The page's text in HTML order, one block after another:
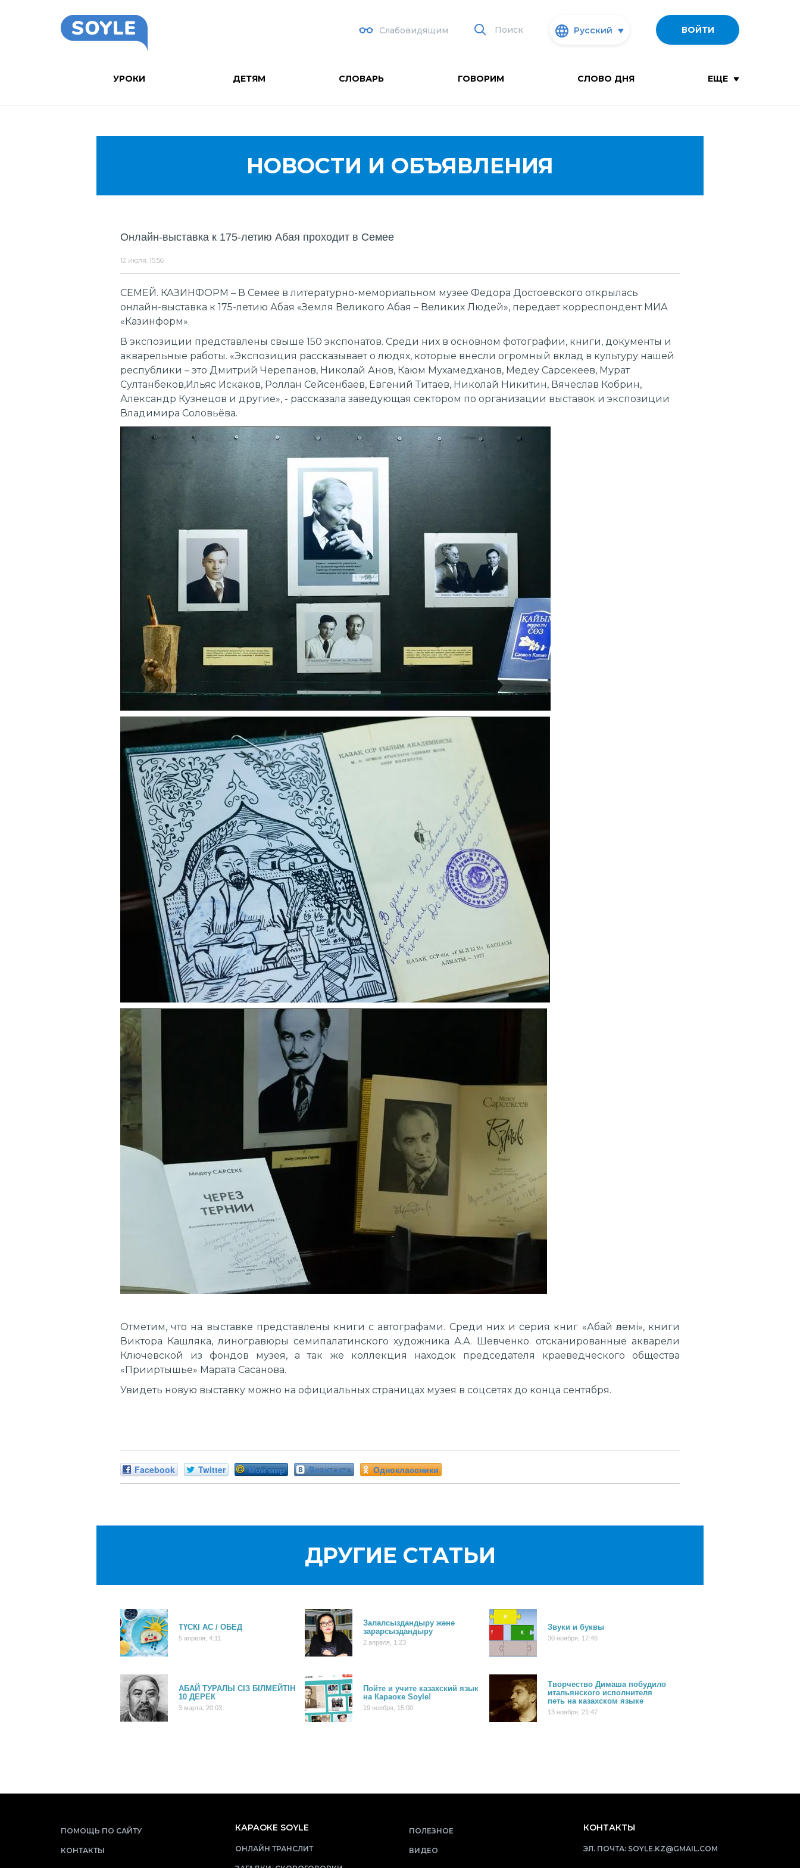
Слабовидящим Поиск Русский ВОЙТИ
УРОКИ ДЕТЯМ СЛОВАРЬ ГОВОРИМ СЛОВО ДНЯ ЕЩЕ
НОВОСТИ И ОБЪЯВЛЕНИЯ
Онлайн-выставка к 175-летию Абая проходит в Семее
12 июля, 15:56
СЕМЕЙ. КАЗИНФОРМ – В Семее в литературно-мемориальном музее Федора Достоевского открылась
онлайн-выставка к 175-летию Абая «Земля Великого Абая – Великих Людей», передает корреспондент МИА
«Казинформ».
В экспозиции представлены свыше 150 экспонатов. Среди них в основном фотографии, книги, документы и
акварельные работы. «Экспозиция рассказывает о людях, которые внесли огромный вклад в культуру нашей
республики – это Дмитрий Черепанов, Николай Анов, Каюм Мухамедханов, Медеу Сарсекеев, Мурат
Султанбеков,Ильяс Искаков, Роллан Сейсенбаев, Евгений Титаев, Николай Никитин, Вячеслав Кобрин,
Александр Кузнецов и другие», - рассказала заведующая сектором по организации выставок и экспозиции
Владимира Соловьёва.
Отметим, что на выставке представлены книги с автографами. Среди них и серия книг «Абай әлемі», книги
Виктора Кашляка, линогравюры семипалатинского художника А.А. Шевченко. отсканированные акварели
Ключевской из фондов музея, а так же коллекция находок председателя краеведческого общества
«Прииртышье» Марата Сасанова.
Увидеть новую выставку можно на официальных страницах музея в соцсетях до конца сентября.
Facebook Twitter Мой мир Вконтакте Одноклассники
ДРУГИЕ СТАТЬИ
ТҮСКІ АС / ОБЕД
5 апреля, 4:11
Залалсыздандыру және
зарарсыздандыру
2 апреля, 1:23
Звуки и буквы
30 ноября, 17:46
АБАЙ ТУРАЛЫ СІЗ БІЛМЕЙТІН
10 ДЕРЕК
3 марта, 20:03
Пойте и учите казахский язык
на Караоке Soyle!
19 ноября, 15:00
Творчество Димаша побудило
итальянского исполнителя
петь на казахском языке
13 ноября, 21:47
ПОМОЩЬ ПО САЙТУ
КОНТАКТЫ
КАРАОКЕ SOYLE
ОНЛАЙН ТРАНСЛИТ
ПОЛЕЗНОЕ
ВИДЕО
КОНТАКТЫ
ЭЛ. ПОЧТА: SOYLE.KZ@GMAIL.COM